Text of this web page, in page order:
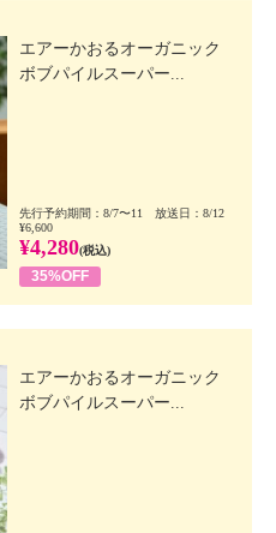
エアーかおるオーガニック
ボブパイルスーパー...
先行予約期間：8/7〜11 放送日：8/12
¥6,600
¥4,280(税込)
35%OFF
エアーかおるオーガニック
ボブパイルスーパー...